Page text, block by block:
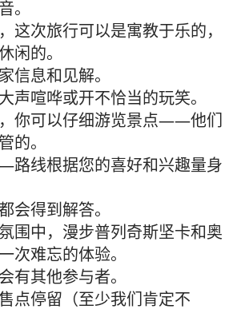
。
这次旅行可以是寓教于乐的，
闲的。
信息和见解。
声喧哗或开不恰当的玩笑。
你可以仔细游览景点——他们
的。
线根据您的喜好和兴趣量身
会得到解答。
围中，漫步普列奇斯坚卡和奥
次难忘的体验。
有其他参与者。
点停留（至少我们肯定不